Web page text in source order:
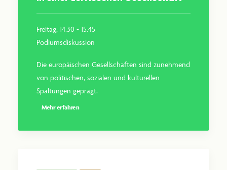
Freitag, 14.30 - 15.45
Podiumsdiskussion
Die europäischen Gesellschaften sind zunehmend
von politischen, sozialen und kulturellen
Spaltungen geprägt.
Mehr erfahren